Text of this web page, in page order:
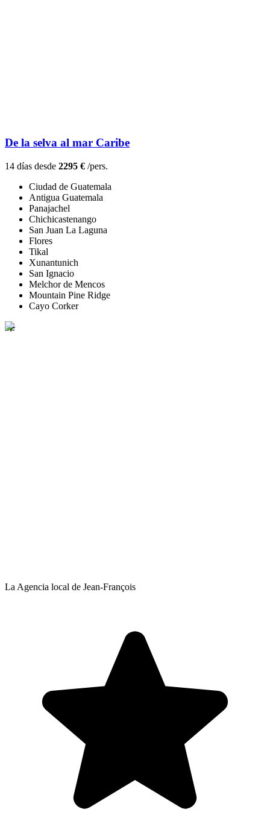
De la selva al mar Caribe
14 días desde 2295 € /pers.
Ciudad de Guatemala
Antigua Guatemala
Panajachel
Chichicastenango
San Juan La Laguna
Flores
Tikal
Xunantunich
San Ignacio
Melchor de Mencos
Mountain Pine Ridge
Cayo Corker
La Agencia local de Jean-François